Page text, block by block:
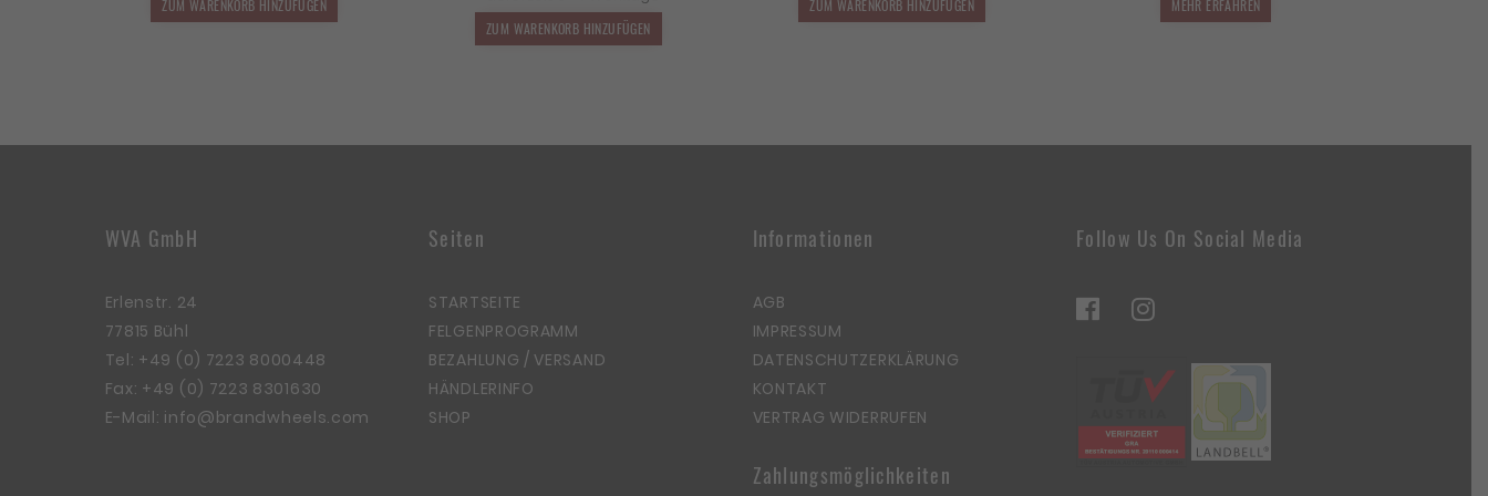
ZUM WARENKORB HINZUFÜGEN
2.190,00 €
ZUM WARENKORB HINZUFÜGEN
ZUM WARENKORB HINZUFÜGEN
MEHR ERFAHREN
WVA GmbH
Erlenstr. 24
77815 Bühl
Tel: +49 (0) 7223 8000448
Fax: +49 (0) 7223 8301630
E-Mail: info@brandwheels.com
Seiten
STARTSEITE
FELGENPROGRAMM
BEZAHLUNG / VERSAND
HÄNDLERINFO
SHOP
Informationen
AGB
IMPRESSUM
DATENSCHUTZERKLÄRUNG
KONTAKT
VERTRAG WIDERRUFEN
Zahlungsmöglichkeiten
Follow Us On Social Media